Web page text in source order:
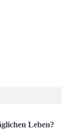
Leben?